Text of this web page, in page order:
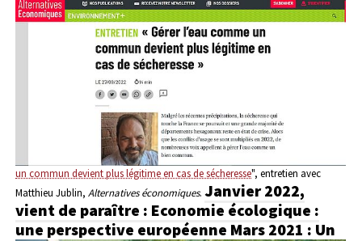
un commun devient plus légitime en cas de sécheresse", entretien avec
Matthieu Jublin, Alternatives économiques. Janvier 2022,
vient de paraître : Economie écologique :
une perspective européenne Mars 2021 : Un